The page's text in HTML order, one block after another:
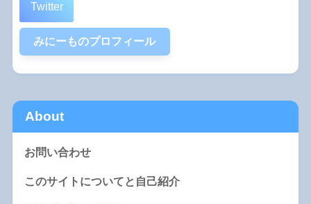
Twitter
みにーものプロフィール
About
お問い合わせ
このサイトについてと自己紹介